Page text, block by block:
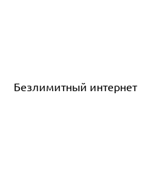
Безлимитный интернет